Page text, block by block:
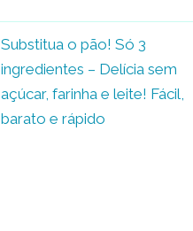
Substitua o pão! Só 3
ingredientes – Delícia sem
açúcar, farinha e leite! Fácil,
barato e rápido